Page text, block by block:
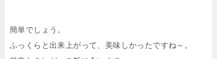
簡単でしょう。
ふっくらと出来上がって、美味しかったですね～。